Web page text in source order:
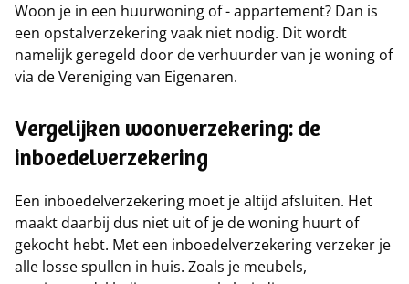
Woon je in een huurwoning of - appartement? Dan is
een opstalverzekering vaak niet nodig. Dit wordt
namelijk geregeld door de verhuurder van je woning of
via de Vereniging van Eigenaren.
Vergelijken woonverzekering: de
inboedelverzekering
Een inboedelverzekering moet je altijd afsluiten. Het
maakt daarbij dus niet uit of je de woning huurt of
gekocht hebt. Met een inboedelverzekering verzeker je
alle losse spullen in huis. Zoals je meubels,